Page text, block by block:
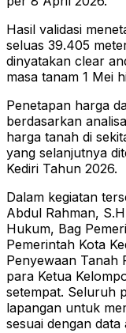
Hasil validasi
seluas 39.405
dinyatakan clear
masa tanam 1 Mei
Penetapan harga
berdasarkan
harga tanah di
yang selanjutnya
Kediri Tahun 2026.
Dalam kegiatan
Abdul Rahman,
Hukum, Bag
Pemerintah Kota
Penyewaan Tanah
para Ketua
setempat. Seluruh
lapangan untuk
sesuai dengan data